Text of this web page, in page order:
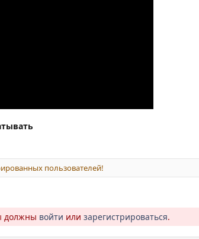
пользователей!
должны войти или зарегистрироваться.